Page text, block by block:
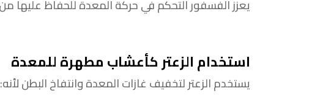
يعزز الفسفور التحكم في حركة المعدة للحفاظ عليها من
استخدام الزعتر كأعشاب مطهرة للمعدة
يستخدم الزعتر لتخفيف غازات المعدة وانتفاخ البطن لأنه: